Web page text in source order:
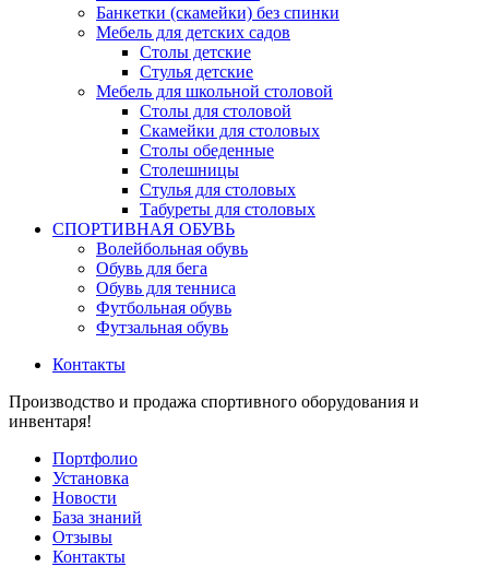
Банкетки (скамейки) без спинки
Мебель для детских садов
Столы детские
Стулья детские
Мебель для школьной столовой
Столы для столовой
Скамейки для столовых
Столы обеденные
Столешницы
Стулья для столовых
Табуреты для столовых
СПОРТИВНАЯ ОБУВЬ
Волейбольная обувь
Обувь для бега
Обувь для тенниса
Футбольная обувь
Футзальная обувь
Контакты
Производство и продажа спортивного оборудования и
инвентаря!
Портфолио
Установка
Новости
База знаний
Отзывы
Контакты